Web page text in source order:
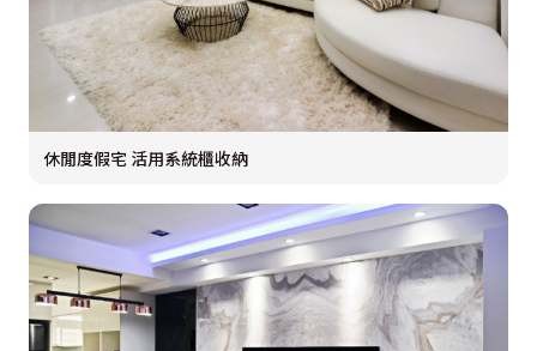
休閒度假宅 活用系統櫃收納